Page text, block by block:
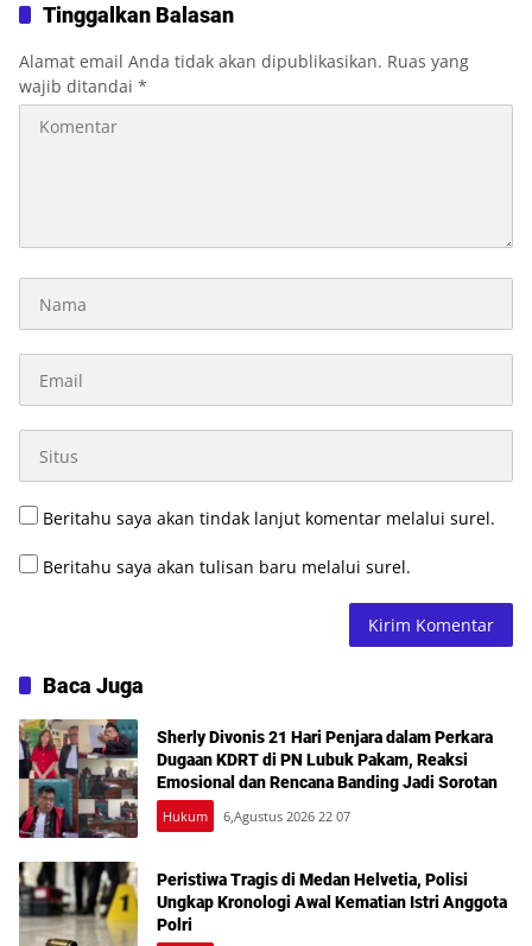
Tinggalkan Balasan
Alamat email Anda tidak akan dipublikasikan. Ruas yang
wajib ditandai *
Beritahu saya akan tindak lanjut komentar melalui surel.
Beritahu saya akan tulisan baru melalui surel.
Baca Juga
Sherly Divonis 21 Hari Penjara dalam Perkara
Dugaan KDRT di PN Lubuk Pakam, Reaksi
Emosional dan Rencana Banding Jadi Sorotan
Hukum 6,Agustus 2026 22 07
Peristiwa Tragis di Medan Helvetia, Polisi
Ungkap Kronologi Awal Kematian Istri Anggota
Polri